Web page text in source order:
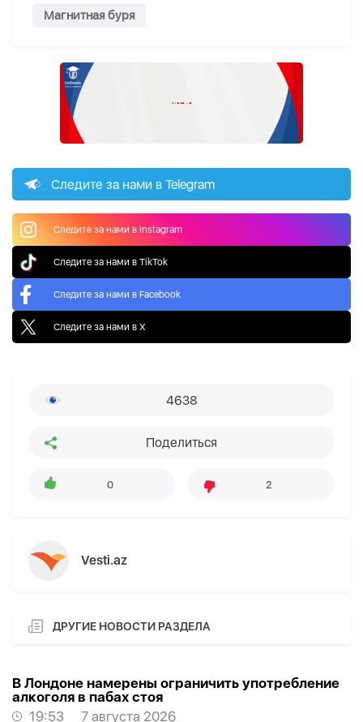
Магнитная буря
Следите за нами в Telegram
Следите за нами в Instagram
Следите за нами в TikTok
Следите за нами в Facebook
Следите за нами в X
4638
Поделиться
0 2
Vesti.az
ДРУГИЕ НОВОСТИ РАЗДЕЛА
В Лондоне намерены ограничить употребление
алкоголя в пабах стоя
19:53
7 августа 2026